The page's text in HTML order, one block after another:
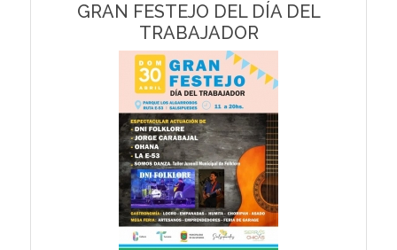
GRAN FESTEJO DEL DÍA DEL
TRABAJADOR